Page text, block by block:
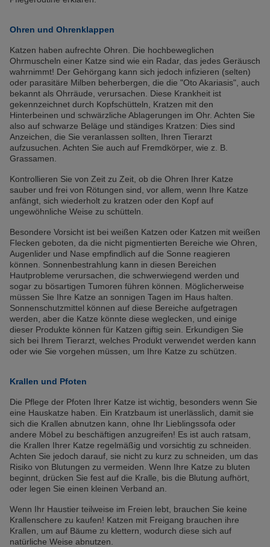
Ohren und Ohrenklappen
Katzen haben aufrechte Ohren. Die hochbeweglichen
Ohrmuscheln einer Katze sind wie ein Radar, das jedes Geräusch
wahrnimmt! Der Gehörgang kann sich jedoch infizieren (selten)
oder parasitäre Milben beherbergen, die die "Oto Akariasis", auch
bekannt als Ohrräude, verursachen. Diese Krankheit ist
gekennzeichnet durch Kopfschütteln, Kratzen mit den
Hinterbeinen und schwärzliche Ablagerungen im Ohr. Achten Sie
also auf schwarze Beläge und ständiges Kratzen: Dies sind
Anzeichen, die Sie veranlassen sollten, Ihren Tierarzt
aufzusuchen. Achten Sie auch auf Fremdkörper, wie z. B.
Grassamen.
Kontrollieren Sie von Zeit zu Zeit, ob die Ohren Ihrer Katze
sauber und frei von Rötungen sind, vor allem, wenn Ihre Katze
anfängt, sich wiederholt zu kratzen oder den Kopf auf
ungewöhnliche Weise zu schütteln.
Besondere Vorsicht ist bei weißen Katzen oder Katzen mit weißen
Flecken geboten, da die nicht pigmentierten Bereiche wie Ohren,
Augenlider und Nase empfindlich auf die Sonne reagieren
können. Sonnenbestrahlung kann in diesen Bereichen
Hautprobleme verursachen, die schwerwiegend werden und
sogar zu bösartigen Tumoren führen können. Möglicherweise
müssen Sie Ihre Katze an sonnigen Tagen im Haus halten.
Sonnenschutzmittel können auf diese Bereiche aufgetragen
werden, aber die Katze könnte diese weglecken, und einige
dieser Produkte können für Katzen giftig sein. Erkundigen Sie
sich bei Ihrem Tierarzt, welches Produkt verwendet werden kann
oder wie Sie vorgehen müssen, um Ihre Katze zu schützen.
Krallen und Pfoten
Die Pflege der Pfoten Ihrer Katze ist wichtig, besonders wenn Sie
eine Hauskatze haben. Ein Kratzbaum ist unerlässlich, damit sie
sich die Krallen abnutzen kann, ohne Ihr Lieblingssofa oder
andere Möbel zu beschäftigen anzugreifen! Es ist auch ratsam,
die Krallen Ihrer Katze regelmäßig und vorsichtig zu schneiden.
Achten Sie jedoch darauf, sie nicht zu kurz zu schneiden, um das
Risiko von Blutungen zu vermeiden. Wenn Ihre Katze zu bluten
beginnt, drücken Sie fest auf die Kralle, bis die Blutung aufhört,
oder legen Sie einen kleinen Verband an.
Wenn Ihr Haustier teilweise im Freien lebt, brauchen Sie keine
Krallenschere zu kaufen! Katzen mit Freigang brauchen ihre
Krallen, um auf Bäume zu klettern, wodurch diese sich auf
natürliche Weise abnutzen.